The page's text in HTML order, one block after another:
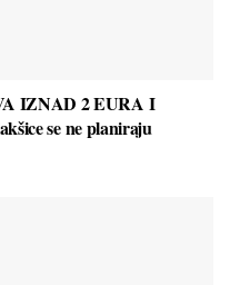
IZNAD 2 EURA I
se ne planiraju